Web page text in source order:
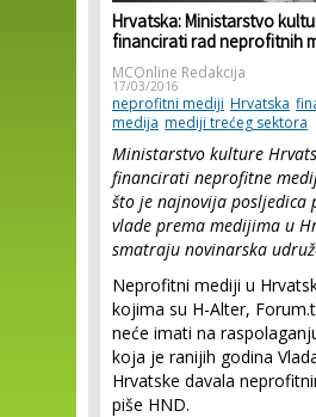
Hrvatska: Ministarstvo
financirati rad neprofitnih
MCOnline Redakcija
17/03/2016
neprofitni mediji Hrvatska
medija mediji trećeg sektora
Ministarstvo kulture
financirati neprofitne
što je najnovija posljedica
vlade prema medijima u
smatraju novinarska
Neprofitni mediji u
kojima su H-Alter,
neće imati na
koja je ranijih godina
Hrvatske davala
piše HND.